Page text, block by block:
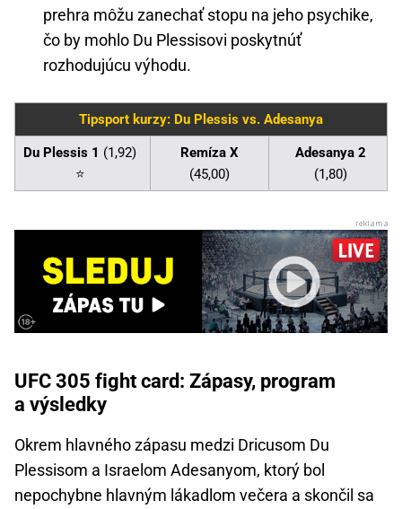
prehra môžu zanechať stopu na jeho psychike,
čo by mohlo Du Plessisovi poskytnúť
rozhodujúcu výhodu.
Tipsport kurzy: Du Plessis vs. Adesanya
Du Plessis 1 (1,92)
⭐
Remíza X
(45,00)
Adesanya 2
(1,80)
UFC 305 fight card: Zápasy, program
a výsledky
Okrem hlavného zápasu medzi Dricusom Du
Plessisom a Israelom Adesanyom, ktorý bol
nepochybne hlavným lákadlom večera a skončil sa